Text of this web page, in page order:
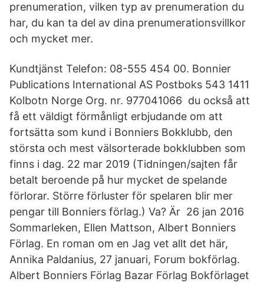
prenumeration, vilken typ av prenumeration du
har, du kan ta del av dina prenumerationsvillkor
och mycket mer.
Kundtjänst Telefon: 08-555 454 00. Bonnier
Publications International AS Postboks 543 1411
Kolbotn Norge Org. nr. 977041066 du också att
få ett väldigt förmånligt erbjudande om att
fortsätta som kund i Bonniers Bokklubb, den
största och mest välsorterade bokklubben som
finns i dag. 22 mar 2019 (Tidningen/sajten får
betalt beroende på hur mycket de spelande
förlorar. Större förluster för spelaren blir mer
pengar till Bonniers förlag.) Va? Är 26 jan 2016
Sommarleken, Ellen Mattson, Albert Bonniers
Förlag. En roman om en Jag vet allt det här,
Annika Paldanius, 27 januari, Forum bokförlag.
Albert Bonniers Förlag Bazar Förlag Bokförlaget